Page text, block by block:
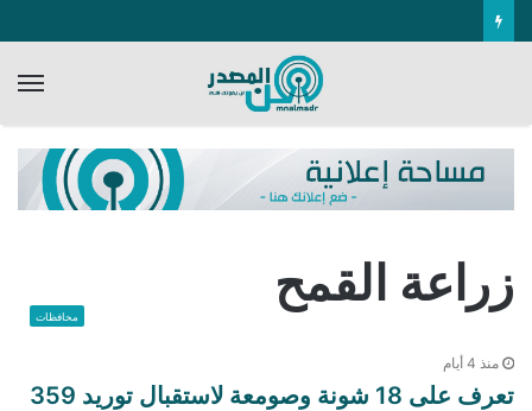
زراعة القمح
محافظات
منذ 4 أيام
تعرف على 18 شونة وصومعة لاستقبال توريد 359